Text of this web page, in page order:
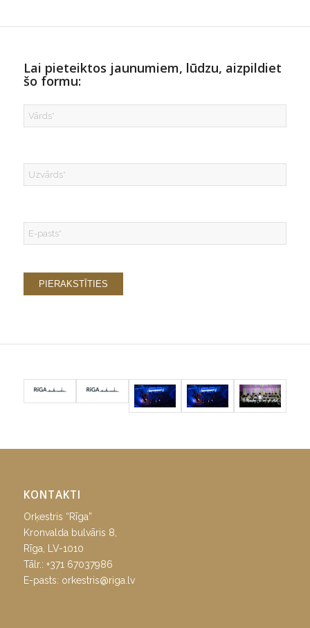
Lai pieteiktos jaunumiem, lūdzu, aizpildiet
šo formu:
KONTAKTI
Orķestris “Rīga”
Kronvalda bulvāris 8,
Rīga, LV-1010
Tālr.: +371 67037986
E-pasts: orkestris@riga.lv